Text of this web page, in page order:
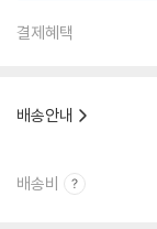
결제혜택
배송안내
배송비